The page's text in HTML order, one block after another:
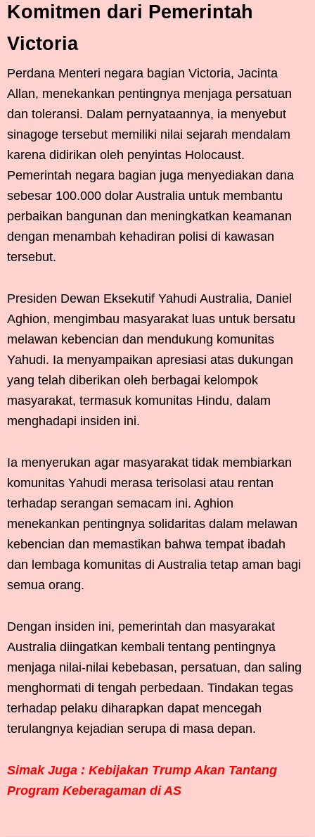
Komitmen dari Pemerintah
Victoria
Perdana Menteri negara bagian Victoria, Jacinta
Allan, menekankan pentingnya menjaga persatuan
dan toleransi. Dalam pernyataannya, ia menyebut
sinagoge tersebut memiliki nilai sejarah mendalam
karena didirikan oleh penyintas Holocaust.
Pemerintah negara bagian juga menyediakan dana
sebesar 100.000 dolar Australia untuk membantu
perbaikan bangunan dan meningkatkan keamanan
dengan menambah kehadiran polisi di kawasan
tersebut.
Presiden Dewan Eksekutif Yahudi Australia, Daniel
Aghion, mengimbau masyarakat luas untuk bersatu
melawan kebencian dan mendukung komunitas
Yahudi. Ia menyampaikan apresiasi atas dukungan
yang telah diberikan oleh berbagai kelompok
masyarakat, termasuk komunitas Hindu, dalam
menghadapi insiden ini.
Ia menyerukan agar masyarakat tidak membiarkan
komunitas Yahudi merasa terisolasi atau rentan
terhadap serangan semacam ini. Aghion
menekankan pentingnya solidaritas dalam melawan
kebencian dan memastikan bahwa tempat ibadah
dan lembaga komunitas di Australia tetap aman bagi
semua orang.
Dengan insiden ini, pemerintah dan masyarakat
Australia diingatkan kembali tentang pentingnya
menjaga nilai-nilai kebebasan, persatuan, dan saling
menghormati di tengah perbedaan. Tindakan tegas
terhadap pelaku diharapkan dapat mencegah
terulangnya kejadian serupa di masa depan.
Simak Juga : Kebijakan Trump Akan Tantang
Program Keberagaman di AS